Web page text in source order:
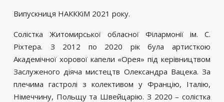
Випускниця НАКККіМ 2021 року.
Солістка Житомирської обласної Філармонії ім. С.
Ріхтера. З 2012 по 2020 рік була артисткою
Академічної хорової капели «Орея» під керівництвом
Заслуженого діяча мистецтв Олександра Вацека. За
плечима гастролі з колективом у Францію, Італію,
Німеччину, Польщу та Швейцарію. З 2020 – солістка